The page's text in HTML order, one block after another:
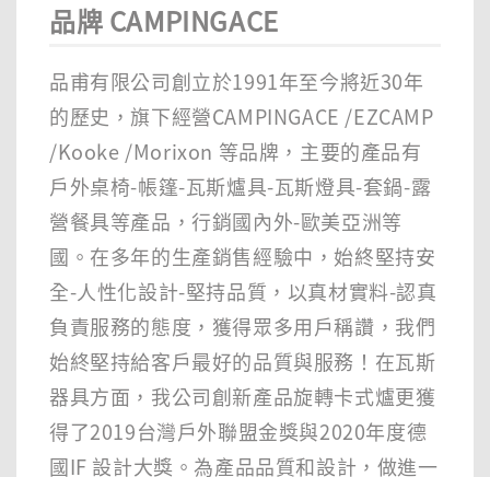
品牌 CAMPINGACE
品甫有限公司創立於1991年至今將近30年
的歷史，旗下經營CAMPINGACE /EZCAMP
/Kooke /Morixon 等品牌，主要的產品有
戶外桌椅-帳篷-瓦斯爐具-瓦斯燈具-套鍋-露
營餐具等產品，行銷國內外-歐美亞洲等
國。在多年的生產銷售經驗中，始終堅持安
全-人性化設計-堅持品質，以真材實料-認真
負責服務的態度，獲得眾多用戶稱讚，我們
始終堅持給客戶最好的品質與服務！在瓦斯
器具方面，我公司創新產品旋轉卡式爐更獲
得了2019台灣戶外聯盟金獎與2020年度德
國IF 設計大獎。為產品品質和設計，做進一